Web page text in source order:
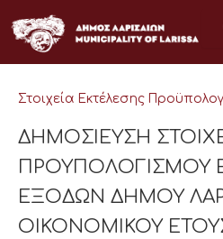
στο
περιεχόμενο
Στοιχεία Εκτέλεσης
ΔΗΜΟΣΙΕΥΣΗ
ΠΡΟΥΠΟΛΟΓΙΣΜΟΥ
ΕΞΟΔΩΝ ΔΗΜΟΥ
ΟΙΚΟΝΟΜΙΚΟΥ